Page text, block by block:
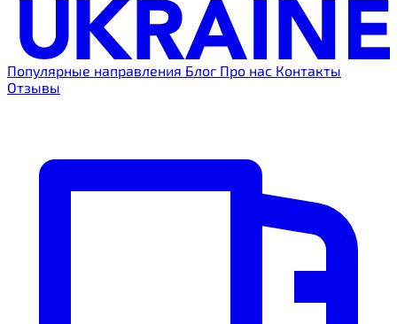
Популярные направления Блог Про нас Контакты
Отзывы